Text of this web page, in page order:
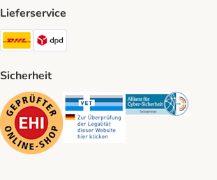
Lieferservice
DHL Shipping Method
Sicherheit
Security Security Security